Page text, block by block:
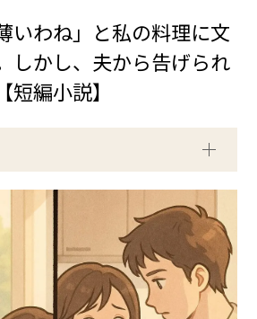
いわね」と私の料理に文
しかし、夫から告げられ
編小説】